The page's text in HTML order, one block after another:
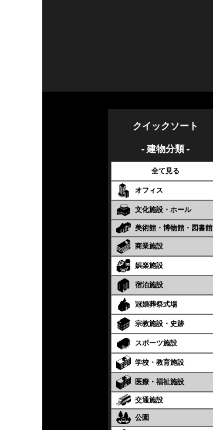
クイックソート
- 建物分類 -
全て見る
オフィス
文化施設・ホール
美術館・博物館・図書館
商業施設
娯楽施設
宿泊施設
冠婚葬祭式場
宗教施設・史跡
スポーツ施設
学校・教育施設
医療・福祉施設
交通施設
公園